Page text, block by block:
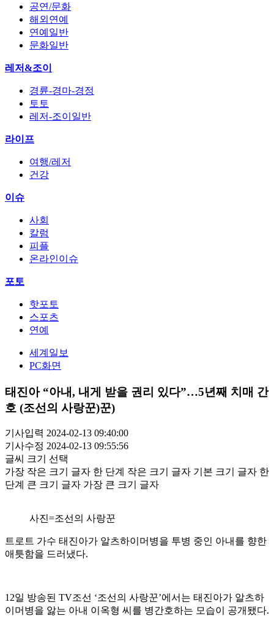
공연/문화
해외연예
연예일반
문화일반
레저&조이
경륜-경마-경정
토토
레저-조이일반
라이프
여행/레저
건강
이슈
사회
칼럼
피플
온라인이슈
포토
핫포토
스포츠
연예
세계일보
PC화면
태진아 “아내, 내게 받을 권리 있다”…5년째 치매 간
호 (조선의 사랑꾼)꾼)
기사입력 2024-02-13 09:40:00
기사수정 2024-02-13 09:55:56
글씨 크기 선택
가장 작은 크기 글자 한 단계 작은 크기 글자 기본 크기 글자 한
단계 큰 크기 글자 가장 큰 크기 글자
사진=조선의 사랑꾼
트로트 가수 태진아가 알츠하이머병을 투병 중인 아내를 향한
애틋함을 드러냈다.
12일 방송된 TV조선 ‘조선의 사랑꾼’에서는 태진아가 알츠하
이머병을 앓는 아내 이옥형 씨를 병간호하는 모습이 공개됐다.